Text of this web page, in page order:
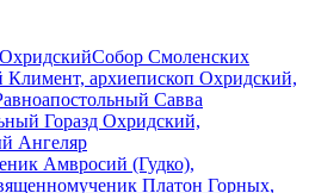
Собор Смоленских
Климент, архиепископ Охридский,
Савва
Горазд Охридский,
Ангеляр
Амвросий (Гудко),
Платон Горных,